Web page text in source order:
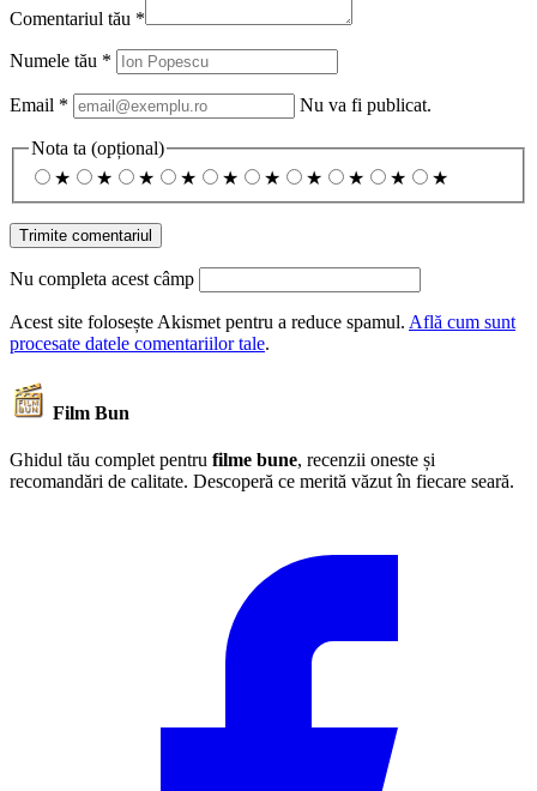
Comentariul tău *
Numele tău *
Email * Nu va fi publicat.
Nota ta (opțional)
★
★ ★ ★ ★ ★ ★ ★ ★ ★
Nu completa acest câmp
Acest site folosește Akismet pentru a reduce spamul. Află cum sunt
procesate datele comentariilor tale.
Film Bun
Ghidul tău complet pentru filme bune, recenzii oneste și
recomandări de calitate. Descoperă ce merită văzut în fiecare seară.